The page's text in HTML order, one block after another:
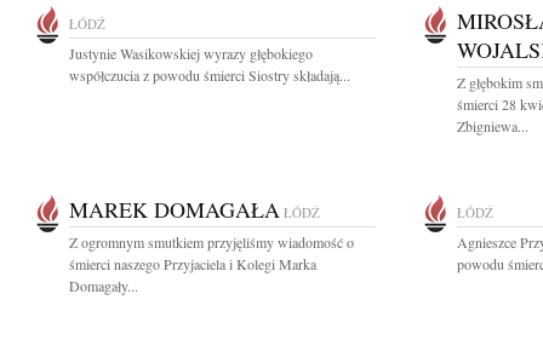
ŁÓDŹ
Justynie Wasikowskiej wyrazy głębokiego
współczucia z powodu śmierci Siostry składają...
Z głębokim
śmierci 28
Zbigniewa...
MAREK DOMAGAŁA ŁÓDŹ
Z ogromnym smutkiem przyjęliśmy wiadomość o
śmierci naszego Przyjaciela i Kolegi Marka
Domagały...
ŁÓDŹ
Agnieszce
powodu